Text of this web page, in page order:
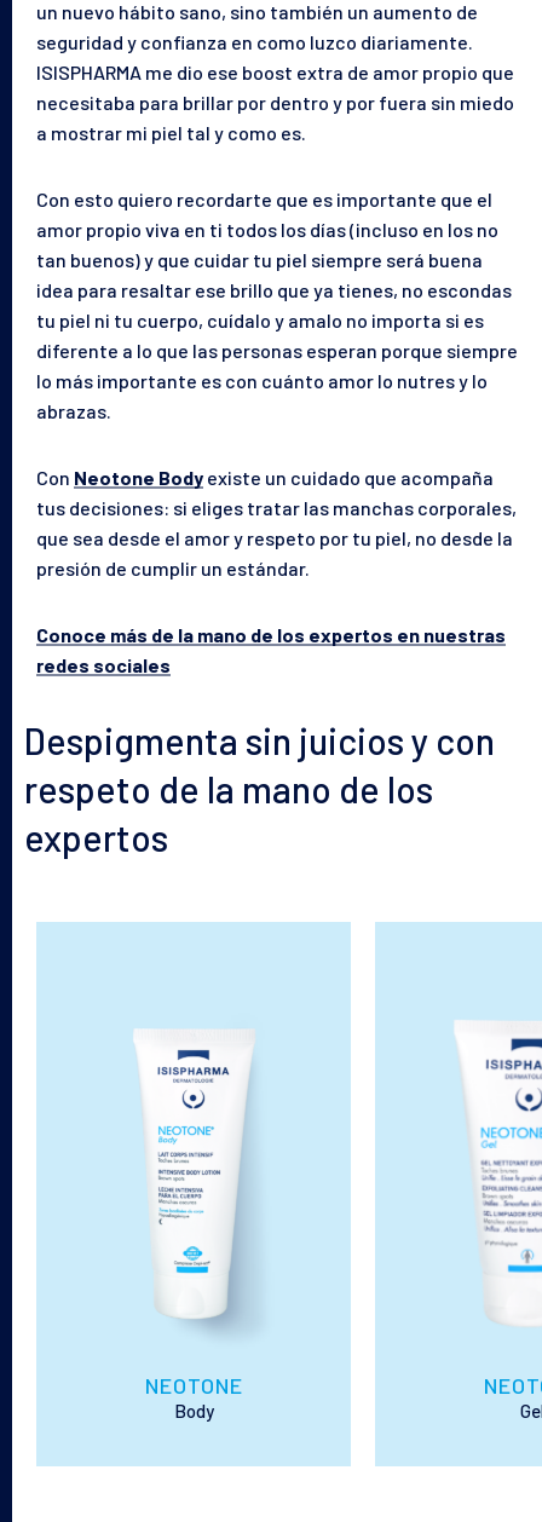
un nuevo hábito sano, sino también un aumento de
seguridad y confianza en como luzco diariamente.
ISISPHARMA me dio ese boost extra de amor propio que
necesitaba para brillar por dentro y por fuera sin miedo
a mostrar mi piel tal y como es.
Con esto quiero recordarte que es importante que el
amor propio viva en ti todos los días (incluso en los no
tan buenos) y que cuidar tu piel siempre será buena
idea para resaltar ese brillo que ya tienes, no escondas
tu piel ni tu cuerpo, cuídalo y amalo no importa si es
diferente a lo que las personas esperan porque siempre
lo más importante es con cuánto amor lo nutres y lo
abrazas.
Con Neotone Body existe un cuidado que acompaña
tus decisiones: si eliges tratar las manchas corporales,
que sea desde el amor y respeto por tu piel, no desde la
presión de cumplir un estándar.
Conoce más de la mano de los expertos en nuestras
redes sociales
Despigmenta sin juicios y con
respeto de la mano de los
expertos
NEOTONE
Body